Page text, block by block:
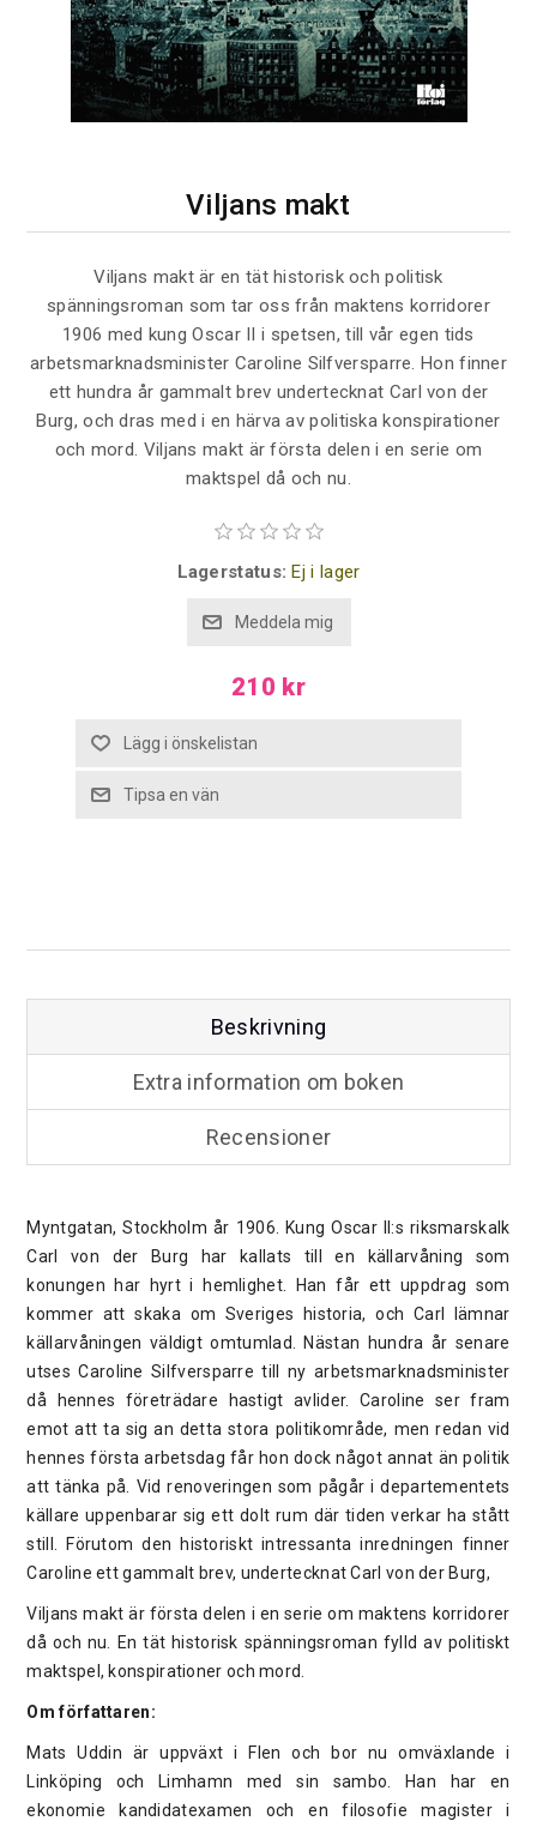
Viljans makt
Viljans makt är en tät historisk och politisk
spänningsroman som tar oss från maktens korridorer
1906 med kung Oscar II i spetsen, till vår egen tids
arbetsmarknadsminister Caroline Silfversparre. Hon finner
ett hundra år gammalt brev undertecknat Carl von der
Burg, och dras med i en härva av politiska konspirationer
och mord. Viljans makt är första delen i en serie om
maktspel då och nu.
Lagerstatus: Ej i lager
210 kr
Beskrivning
Extra information om boken
Recensioner
Myntgatan, Stockholm år 1906. Kung Oscar II:s riksmarskalk
Carl von der Burg har kallats till en källarvåning som
konungen har hyrt i hemlighet. Han får ett uppdrag som
kommer att skaka om Sveriges historia, och Carl lämnar
källarvåningen väldigt omtumlad. Nästan hundra år senare
utses Caroline Silfversparre till ny arbetsmarknadsminister
då hennes företrädare hastigt avlider. Caroline ser fram
emot att ta sig an detta stora politikområde, men redan vid
hennes första arbetsdag får hon dock något annat än politik
att tänka på. Vid renoveringen som pågår i departementets
källare uppenbarar sig ett dolt rum där tiden verkar ha stått
still. Förutom den historiskt intressanta inredningen finner
Caroline ett gammalt brev, undertecknat Carl von der Burg,
Viljans makt är första delen i en serie om maktens korridorer
då och nu. En tät historisk spänningsroman fylld av politiskt
maktspel, konspirationer och mord.
Om författaren:
Mats Uddin är uppväxt i Flen och bor nu omväxlande i
Linköping och Limhamn med sin sambo. Han har en
ekonomie kandidatexamen och en filosofie magister i